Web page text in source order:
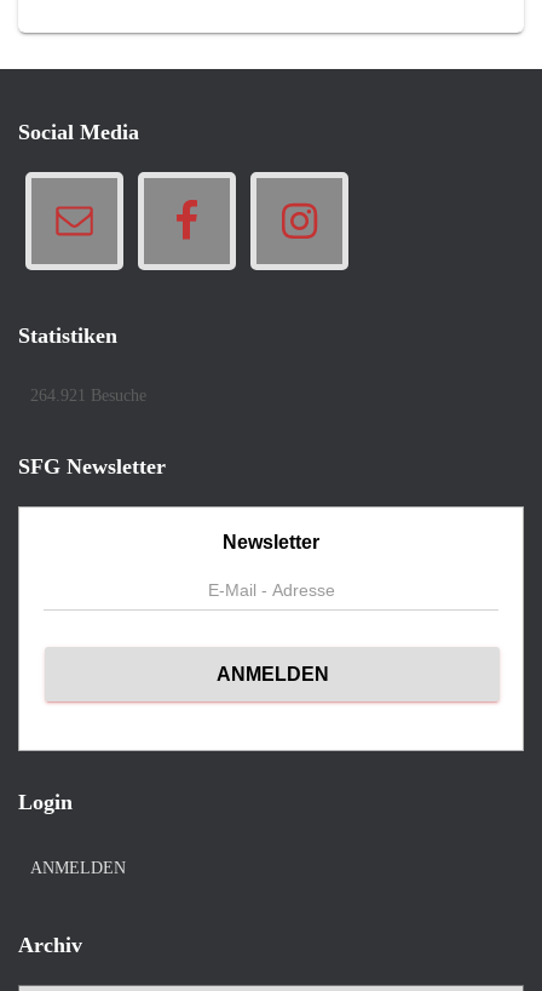
Social Media
Statistiken
264.921 Besuche
SFG Newsletter
Newsletter
Login
ANMELDEN
Archiv